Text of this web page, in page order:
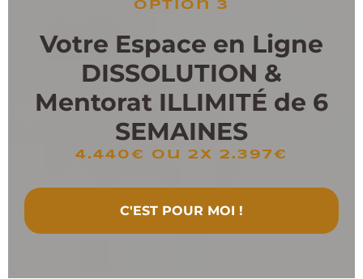
option 3
Votre Espace en Ligne
DISSOLUTION &
Mentorat ILLIMITÉ de 6
SEMAINES
4.440€ ou 2x 2.397€
C'EST POUR MOI !